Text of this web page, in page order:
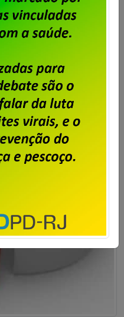
da Unisys Brasil, será
Sindical,
O desconto
dia de salário vigente
“54ª –
[…]